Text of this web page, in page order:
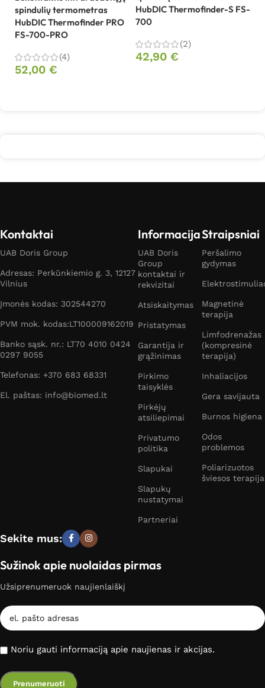
spindulių termometras
HubDIC Thermofinder PRO
FS-700-PRO
(4)
52,00 €
HubDIC Thermofinder-S FS-
700
(2)
42,90 €
Kontaktai
UAB Doris Group
Adresas: Perkūnkiemio g. 3, 12127
Vilnius
Įmonės kodas: 302544270
PVM mok. kodas:LT100009162019
Banko sąsk. nr.: LT70 4010 0424
0297 9055
Telefonas: +370 683 68331
El. paštas: info@biomed.lt
Informacija
UAB Doris
Group
kontaktai ir
rekvizitai
Atsiskaitymas
Pristatymas
Garantija ir
grąžinimas
Pirkimo
taisyklės
Pirkėjų
atsiliepimai
Privatumo
politika
Slapukai
Slapukų
nustatymai
Partneriai
Straipsniai
Peršalimo
gydymas
Magnetinė
terapija
Limfodrenažas
(kompresinė
terapija)
Inhaliacijos
Gera savijauta
Burnos higiena
Odos
problemos
Poliarizuotos
šviesos terapija
Sekite mus:
Sužinok apie nuolaidas pirmas
Užsiprenumeruok naujienlaiškį
Noriu gauti informaciją apie naujienas ir akcijas.